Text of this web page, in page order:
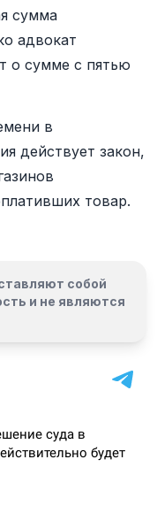
сумма
адвокат
о сумме с пятью
в
действует закон,
товар.
собой
и не являются